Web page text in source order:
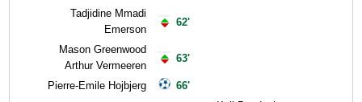
Tadjidine Mmadi
Emerson
Mason Greenwood
Arthur Vermeeren
Pierre-Emile Hojbjerg
62'
63'
66'